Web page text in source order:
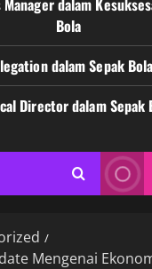
dalam
Bola
dalam Sepak Bola
Director dalam Sepak
Mengenai